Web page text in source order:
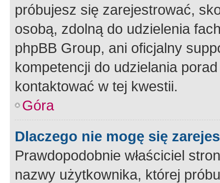
próbujesz się zarejestrować,
osobą, zdolną do udzielenia
phpBB Group, ani oficjalny
kompetencji do udzielania
kontaktować w tej kwestii.
Góra
Dlaczego nie mogę się
Prawdopodobnie właściciel
nazwy użytkownika, której